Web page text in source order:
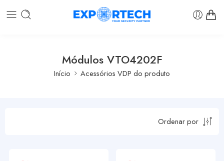
Módulos VTO4202F
Início Acessórios VDP do produto
Ordenar por